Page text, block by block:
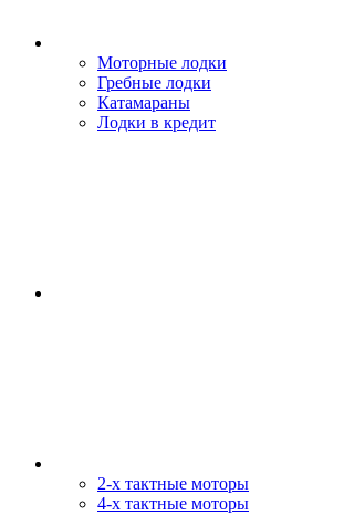
Моторные лодки
Гребные лодки
Катамараны
Лодки в кредит
2-х тактные моторы
4-х тактные моторы